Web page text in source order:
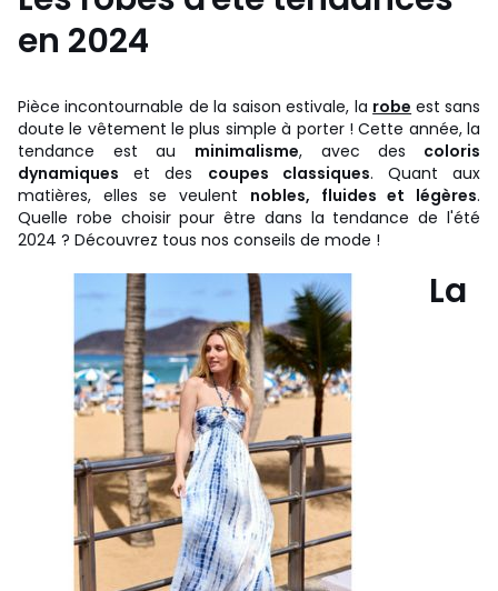
en 2024
Pièce incontournable de la saison estivale, la robe est sans
doute le vêtement le plus simple à porter ! Cette année, la
tendance est au minimalisme, avec des coloris
dynamiques et des coupes classiques. Quant aux
matières, elles se veulent nobles, fluides et légères.
Quelle robe choisir pour être dans la tendance de l'été
2024 ? Découvrez tous nos conseils de mode !
La